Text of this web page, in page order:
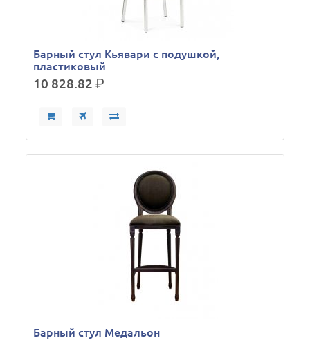
Барный стул Кьявари с подушкой,
пластиковый
10 828.82р.
Барный стул Медальон